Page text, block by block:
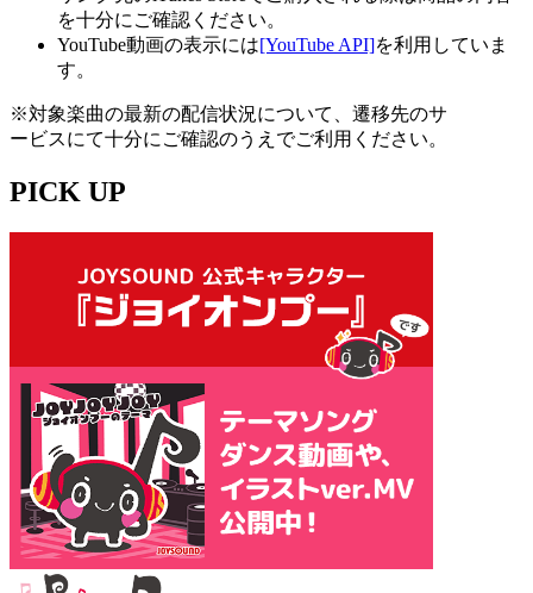
を十分にご確認ください。
YouTube動画の表示には[YouTube API]を利用していま
す。
※対象楽曲の最新の配信状況について、遷移先のサ
ービスにて十分にご確認のうえでご利用ください。
PICK UP